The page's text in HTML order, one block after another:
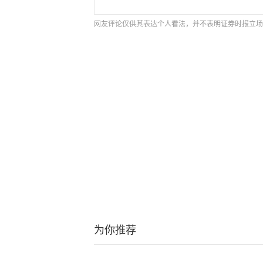
网友评论仅供其表达个人看法，并不表明证券时报立场
为你推荐